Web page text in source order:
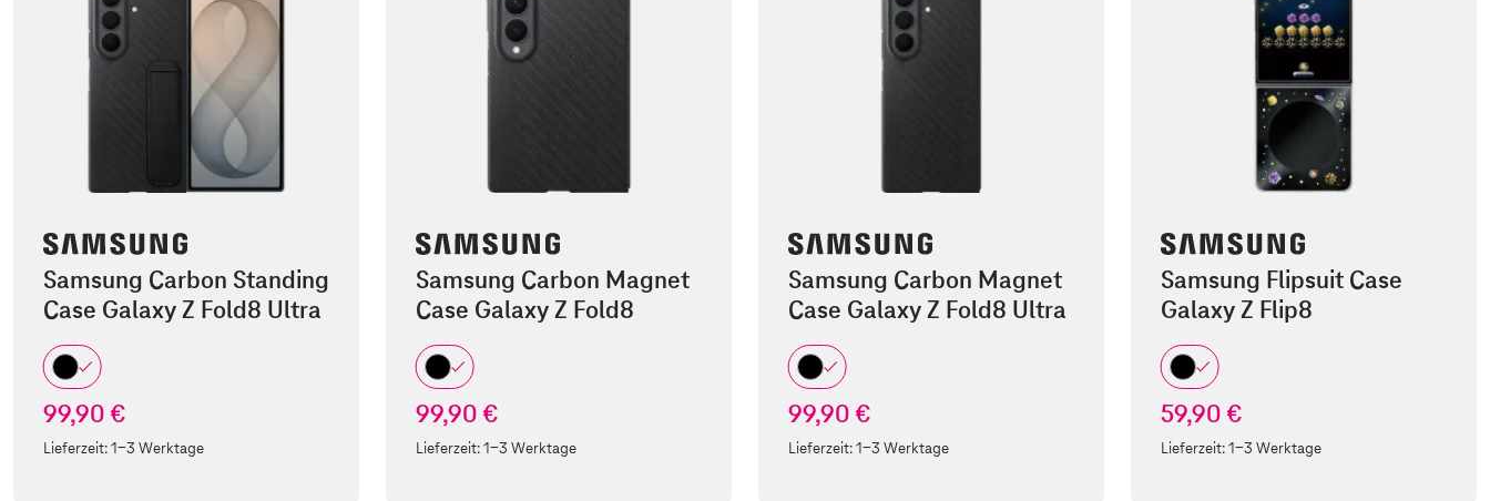
Samsung Carbon Standing
Case Galaxy Z Fold8 Ultra
99,90 €
Lieferzeit:1-3 Werktage
Samsung Carbon Magnet
Case Galaxy Z Fold8
99,90 €
Lieferzeit:1-3 Werktage
Samsung Carbon Magnet
Case Galaxy Z Fold8 Ultra
99,90 €
Lieferzeit:1-3 Werktage
Samsung Flipsuit Case
Galaxy Z Flip8
59,90 €
Lieferzeit:1-3 Werktage